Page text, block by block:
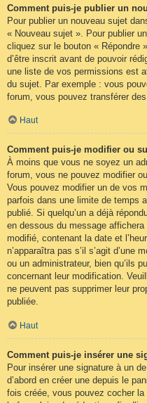
Comment puis-je publier un
Pour publier un nouveau sujet
« Nouveau sujet ». Pour publier
cliquez sur le bouton « Répondre
d’être inscrit avant de pouvoir
une liste de vos permissions est
du sujet. Par exemple : vous
forum, vous pouvez transférer
Haut
Comment puis-je modifier ou
À moins que vous ne soyez un
forum, vous ne pouvez modifier
Vous pouvez modifier un de vos
parfois dans une limite de temps
publié. Si quelqu’un a déjà
en dessous du message
modifié, contenant la date et
n’apparaîtra pas s’il s’agit d’une
ou un administrateur, bien qu’ils
concernant leur modification.
ne peuvent pas supprimer leur
publiée.
Haut
Comment puis-je insérer une
Pour insérer une signature à un
d’abord en créer une depuis le
fois créée, vous pouvez cocher